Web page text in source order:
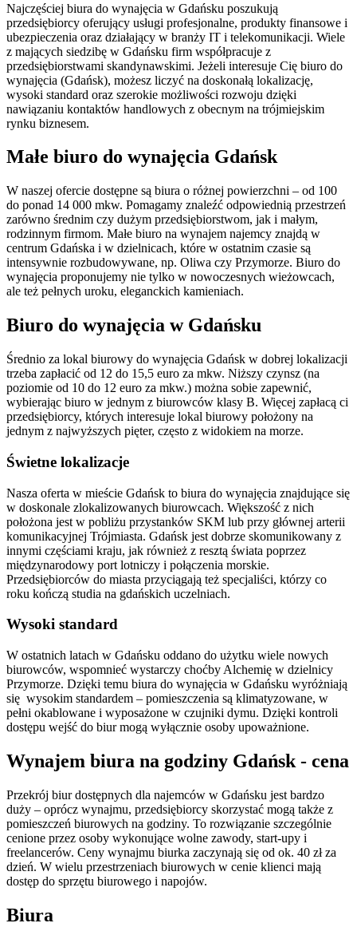
Najczęściej biura do wynajęcia w Gdańsku poszukują
przedsiębiorcy oferujący usługi profesjonalne, produkty finansowe i
ubezpieczenia oraz działający w branży IT i telekomunikacji. Wiele
z mających siedzibę w Gdańsku firm współpracuje z
przedsiębiorstwami skandynawskimi. Jeżeli interesuje Cię biuro do
wynajęcia (Gdańsk), możesz liczyć na doskonałą lokalizację,
wysoki standard oraz szerokie możliwości rozwoju dzięki
nawiązaniu kontaktów handlowych z obecnym na trójmiejskim
rynku biznesem.
Małe biuro do wynajęcia Gdańsk
W naszej ofercie dostępne są biura o różnej powierzchni – od 100
do ponad 14 000 mkw. Pomagamy znaleźć odpowiednią przestrzeń
zarówno średnim czy dużym przedsiębiorstwom, jak i małym,
rodzinnym firmom. Małe biuro na wynajem najemcy znajdą w
centrum Gdańska i w dzielnicach, które w ostatnim czasie są
intensywnie rozbudowywane, np. Oliwa czy Przymorze. Biuro do
wynajęcia proponujemy nie tylko w nowoczesnych wieżowcach,
ale też pełnych uroku, eleganckich kamieniach.
Biuro do wynajęcia w Gdańsku
Średnio za lokal biurowy do wynajęcia Gdańsk w dobrej lokalizacji
trzeba zapłacić od 12 do 15,5 euro za mkw. Niższy czynsz (na
poziomie od 10 do 12 euro za mkw.) można sobie zapewnić,
wybierając biuro w jednym z biurowców klasy B. Więcej zapłacą ci
przedsiębiorcy, których interesuje lokal biurowy położony na
jednym z najwyższych pięter, często z widokiem na morze.
Świetne lokalizacje
Nasza oferta w mieście Gdańsk to biura do wynajęcia znajdujące się
w doskonale zlokalizowanych biurowcach. Większość z nich
położona jest w pobliżu przystanków SKM lub przy głównej arterii
komunikacyjnej Trójmiasta. Gdańsk jest dobrze skomunikowany z
innymi częściami kraju, jak również z resztą świata poprzez
międzynarodowy port lotniczy i połączenia morskie.
Przedsiębiorców do miasta przyciągają też specjaliści, którzy co
roku kończą studia na gdańskich uczelniach.
Wysoki standard
W ostatnich latach w Gdańsku oddano do użytku wiele nowych
biurowców, wspomnieć wystarczy choćby Alchemię w dzielnicy
Przymorze. Dzięki temu biura do wynajęcia w Gdańsku wyróżniają
się wysokim standardem – pomieszczenia są klimatyzowane, w
pełni okablowane i wyposażone w czujniki dymu. Dzięki kontroli
dostępu wejść do biur mogą wyłącznie osoby upoważnione.
Wynajem biura na godziny Gdańsk - cena
Przekrój biur dostępnych dla najemców w Gdańsku jest bardzo
duży – oprócz wynajmu, przedsiębiorcy skorzystać mogą także z
pomieszczeń biurowych na godziny. To rozwiązanie szczególnie
cenione przez osoby wykonujące wolne zawody, start-upy i
freelancerów. Ceny wynajmu biurka zaczynają się od ok. 40 zł za
dzień. W wielu przestrzeniach biurowych w cenie klienci mają
dostęp do sprzętu biurowego i napojów.
Biura